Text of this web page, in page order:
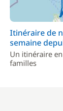
Itinéraire de
semaine
Un itinéraire
familles